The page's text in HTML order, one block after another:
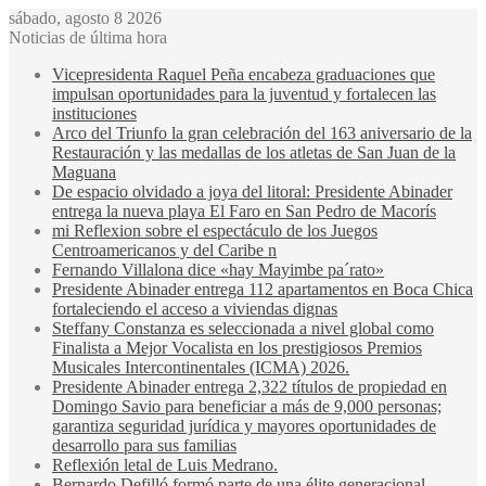
sábado, agosto 8 2026
Noticias de última hora
Vicepresidenta Raquel Peña encabeza graduaciones que
impulsan oportunidades para la juventud y fortalecen las
instituciones
Arco del Triunfo la gran celebración del 163 aniversario de la
Restauración y las medallas de los atletas de San Juan de la
Maguana
De espacio olvidado a joya del litoral: Presidente Abinader
entrega la nueva playa El Faro en San Pedro de Macorís
mi Reflexion sobre el espectáculo de los Juegos
Centroamericanos y del Caribe n
Fernando Villalona dice «hay Mayimbe pa´rato»
Presidente Abinader entrega 112 apartamentos en Boca Chica
fortaleciendo el acceso a viviendas dignas
Steffany Constanza es seleccionada a nivel global como
Finalista a Mejor Vocalista en los prestigiosos Premios
Musicales Intercontinentales (ICMA) 2026.
Presidente Abinader entrega 2,322 títulos de propiedad en
Domingo Savio para beneficiar a más de 9,000 personas;
garantiza seguridad jurídica y mayores oportunidades de
desarrollo para sus familias
Reflexión letal de Luis Medrano.